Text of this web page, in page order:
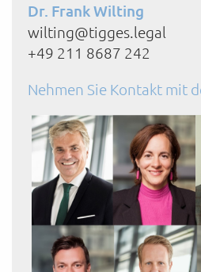
Dr. Frank Wilting
wilting@tigges.legal
+49 211 8687 242
Nehmen Sie Kontakt mit